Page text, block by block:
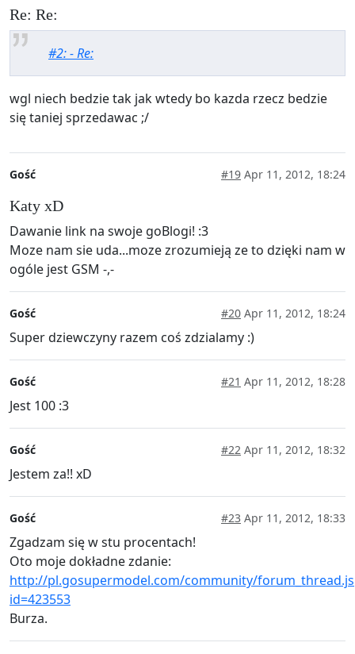
Re: Re:
#2: - Re:
wgl niech bedzie tak jak wtedy bo kazda rzecz bedzie
się taniej sprzedawac ;/
Gość #19 Apr 11, 2012, 18:24
Katy xD
Dawanie link na swoje goBlogi! :3
Moze nam sie uda...moze zrozumieją ze to dzięki nam w
ogóle jest GSM -,-
Gość #20 Apr 11, 2012, 18:24
Super dziewczyny razem coś zdzialamy :)
Gość #21 Apr 11, 2012, 18:28
Jest 100 :3
Gość #22 Apr 11, 2012, 18:32
Jestem za!! xD
Gość #23 Apr 11, 2012, 18:33
Zgadzam się w stu procentach!
Oto moje dokładne zdanie:
http://pl.gosupermodel.com/community/
id=423553
Burza.